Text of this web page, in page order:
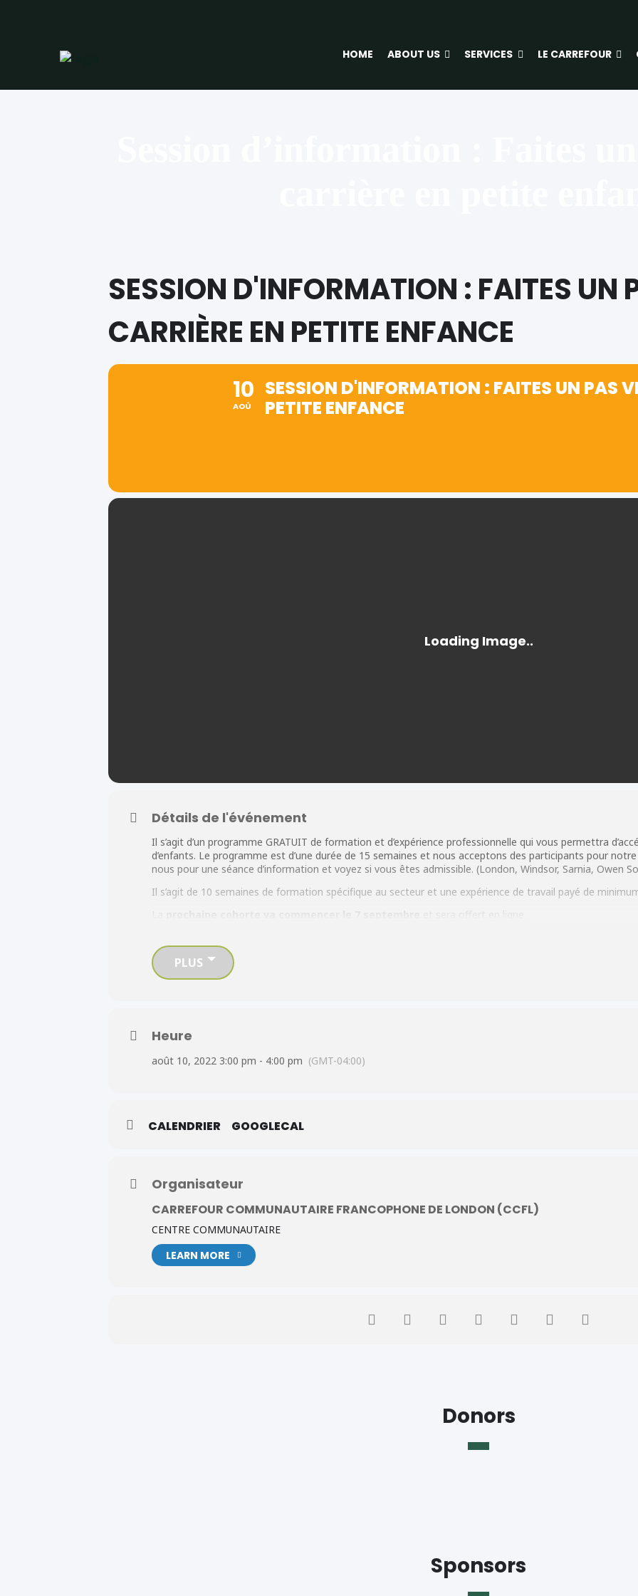
HOME ABOUT US SERVICES LE CARREFOUR
SESSION D'INFORMATION : FAITES UN
CARRIÈRE EN PETITE ENFANCE
10
AOÛ
SESSION D'INFORMATION : FAITES UN PAS
PETITE ENFANCE
Détails de l'événement
Il s’agit d’un programme GRATUIT de formation et d’expérience professionnelle qui vous permettra
d’enfants. Le programme est d’une durée de 15 semaines et nous acceptons des participants pour
nous pour une séance d’information et voyez si vous êtes admissible. (London, Windsor, Sarnia, Owen
Il s’agit de 10 semaines de formation spécifique au secteur et une expérience de travail payé de
Si cette date ne vous conviens pas nous aurons une autre session le 31 août de 15h à 16H30
Nous vous invitons à y participer pour obtenir plus d’informations et nous apprécierons grandement si
PLUS
Heure
août 10, 2022 3:00 pm - 4:00 pm (GMT-04:00)
CALENDRIER GOOGLECAL
Organisateur
CARREFOUR COMMUNAUTAIRE FRANCOPHONE DE LONDON (CCFL)
CENTRE COMMUNAUTAIRE
LEARN MORE
Donors
Sponsors